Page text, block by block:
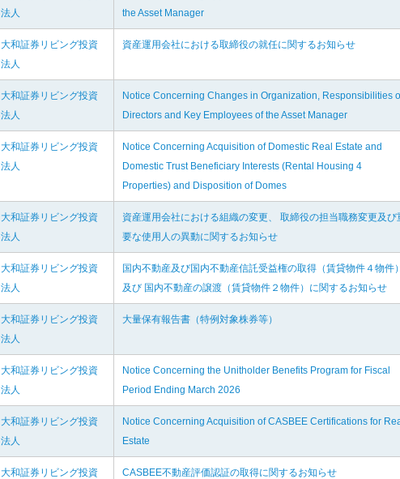
法人
the Asset Manager
大和証券リビング投資
法人
資産運用会社における取締役の就任に関するお知らせ
大和証券リビング投資
法人
Notice Concerning Changes in Organization, Responsibilities
Directors and Key Employees of the Asset Manager
大和証券リビング投資
法人
Notice Concerning Acquisition of Domestic Real Estate and
Domestic Trust Beneficiary Interests (Rental Housing 4
Properties) and Disposition of Domes
大和証券リビング投資
法人
資産運用会社における組織の変更、 取締役の担当職務変更及び
要な使用人の異動に関するお知らせ
大和証券リビング投資
法人
国内不動産及び国内不動産信託受益権の取得（賃貸物件４物件
及び 国内不動産の譲渡（賃貸物件２物件）に関するお知らせ
大和証券リビング投資
法人
大量保有報告書（特例対象株券等）
大和証券リビング投資
法人
Notice Concerning the Unitholder Benefits Program for Fiscal
Period Ending March 2026
大和証券リビング投資
法人
Notice Concerning Acquisition of CASBEE Certifications for
Estate
大和証券リビング投資
CASBEE不動産評価認証の取得に関するお知らせ